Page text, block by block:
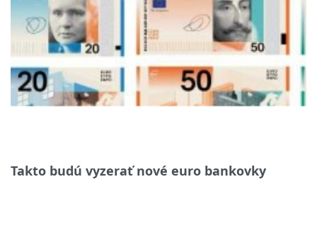
Takto budú vyzerať nové euro bankovky